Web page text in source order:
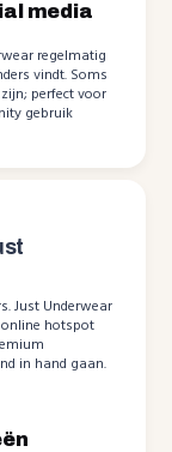
media
regelmatig
vindt. Soms
perfect voor
gebruik
Just Underwear
online hotspot
in hand gaan.